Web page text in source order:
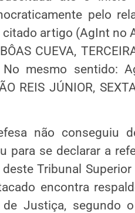
pelo
artigo (AgInt no
CUEVA,
mesmo sentido:
REIS JÚNIOR,
não conseguiu
para se declarar a
Tribunal
encontra
de Justiça, segundo